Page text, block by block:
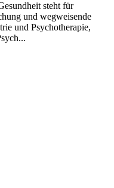
steht für
und wegweisende
und Psychotherapie,